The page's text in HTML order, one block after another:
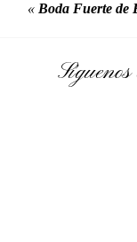
« Boda Fuerte de